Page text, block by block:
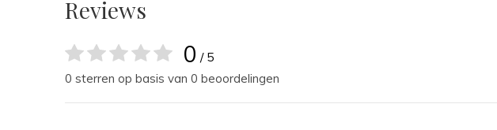
Reviews
0 / 5
0 sterren op basis van 0 beoordelingen